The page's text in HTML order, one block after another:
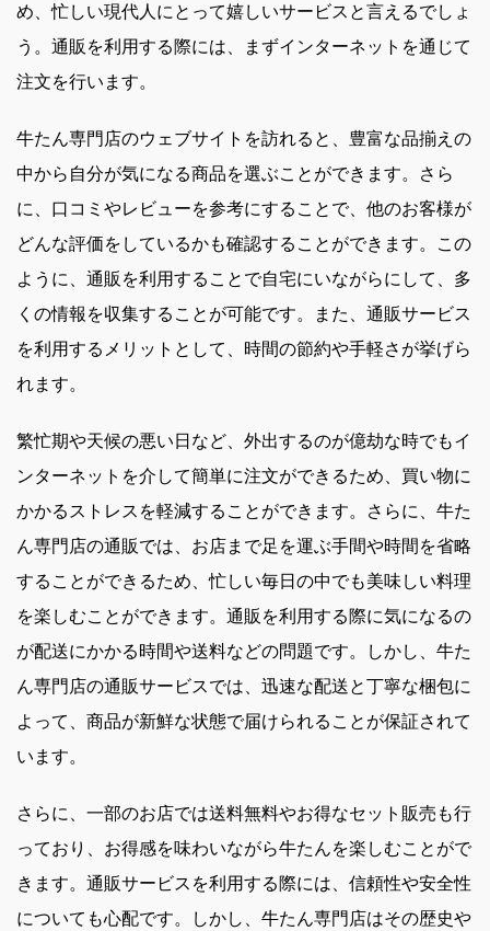
め、忙しい現代人にとって嬉しいサービスと言えるでしょ
う。通販を利用する際には、まずインターネットを通じて
注文を行います。
牛たん専門店のウェブサイトを訪れると、豊富な品揃えの
中から自分が気になる商品を選ぶことができます。さら
に、口コミやレビューを参考にすることで、他のお客様が
どんな評価をしているかも確認することができます。この
ように、通販を利用することで自宅にいながらにして、多
くの情報を収集することが可能です。また、通販サービス
を利用するメリットとして、時間の節約や手軽さが挙げら
れます。
繁忙期や天候の悪い日など、外出するのが億劫な時でもイ
ンターネットを介して簡単に注文ができるため、買い物に
かかるストレスを軽減することができます。さらに、牛た
ん専門店の通販では、お店まで足を運ぶ手間や時間を省略
することができるため、忙しい毎日の中でも美味しい料理
を楽しむことができます。通販を利用する際に気になるの
が配送にかかる時間や送料などの問題です。しかし、牛た
ん専門店の通販サービスでは、迅速な配送と丁寧な梱包に
よって、商品が新鮮な状態で届けられることが保証されて
います。
さらに、一部のお店では送料無料やお得なセット販売も行
っており、お得感を味わいながら牛たんを楽しむことがで
きます。通販サービスを利用する際には、信頼性や安全性
についても心配です。しかし、牛たん専門店はその歴史や